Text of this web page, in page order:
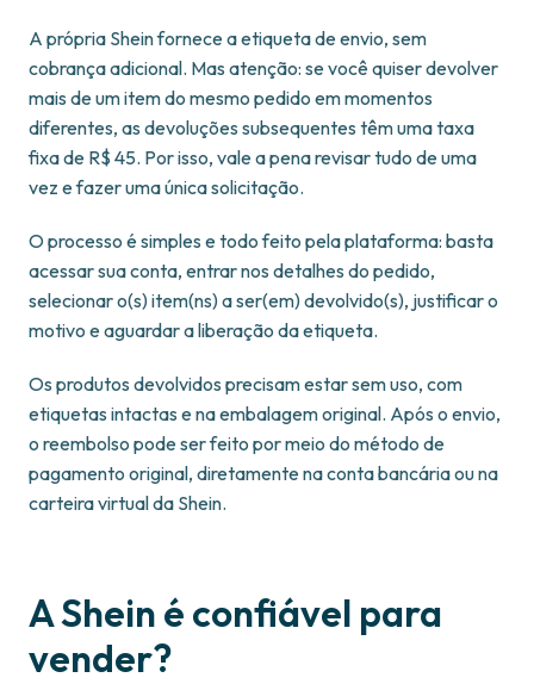
A própria Shein fornece a etiqueta de envio, sem
cobrança adicional. Mas atenção: se você quiser devolver
mais de um item do mesmo pedido em momentos
diferentes, as devoluções subsequentes têm uma taxa
fixa de R$ 45. Por isso, vale a pena revisar tudo de uma
vez e fazer uma única solicitação.
O processo é simples e todo feito pela plataforma: basta
acessar sua conta, entrar nos detalhes do pedido,
selecionar o(s) item(ns) a ser(em) devolvido(s), justificar o
motivo e aguardar a liberação da etiqueta.
Os produtos devolvidos precisam estar sem uso, com
etiquetas intactas e na embalagem original. Após o envio,
o reembolso pode ser feito por meio do método de
pagamento original, diretamente na conta bancária ou na
carteira virtual da Shein.
A Shein é confiável para
vender?